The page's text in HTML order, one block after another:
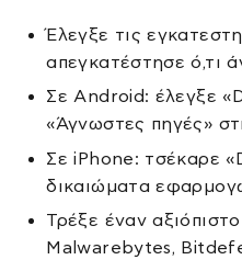
Έλεγξε τις
απεγκατέστησε ό,τι
Σε Android: έλεγξε
«Άγνωστες πηγές»
Σε iPhone: τσέκαρε
δικαιώματα
Τρέξε έναν
Malwarebytes,